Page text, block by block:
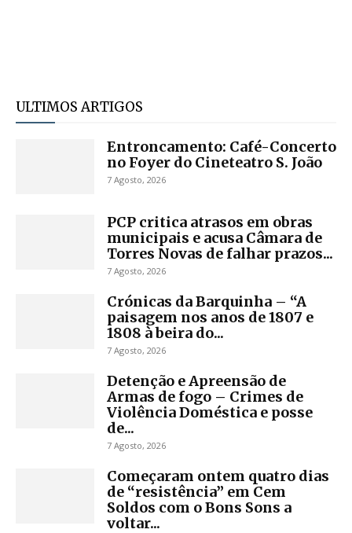
ULTIMOS ARTIGOS
Entroncamento: Café-Concerto
no Foyer do Cineteatro S. João
7 Agosto, 2026
PCP critica atrasos em obras
municipais e acusa Câmara de
Torres Novas de falhar prazos...
7 Agosto, 2026
Crónicas da Barquinha – “A
paisagem nos anos de 1807 e
1808 à beira do...
7 Agosto, 2026
Detenção e Apreensão de
Armas de fogo – Crimes de
Violência Doméstica e posse
de...
7 Agosto, 2026
Começaram ontem quatro dias
de “resistência” em Cem
Soldos com o Bons Sons a
voltar...